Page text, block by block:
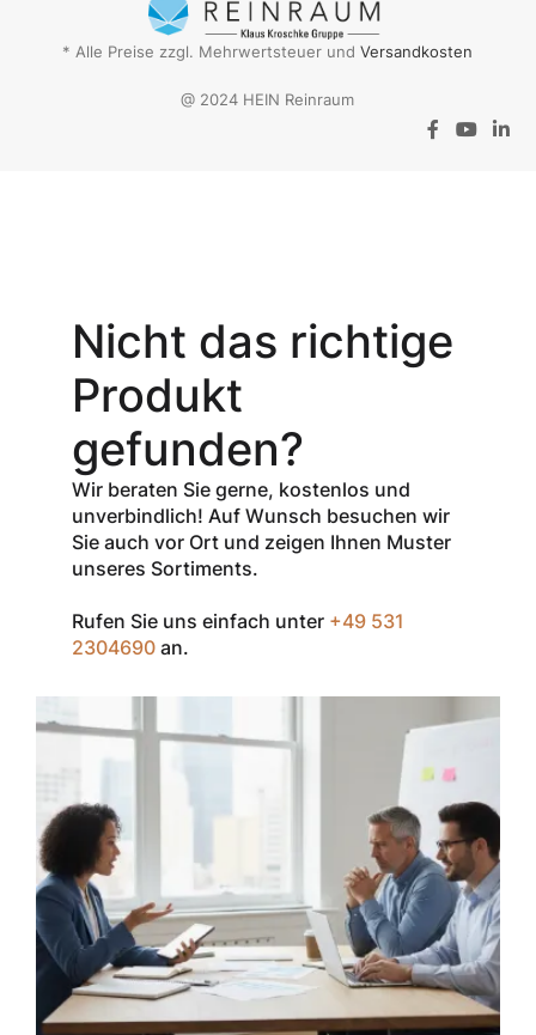
* Alle Preise zzgl. Mehrwertsteuer undVersandkosten
@ 2024 HEIN Reinraum
Gutschein-Code
INSPEC30
erhalten Sie
% Rabattauf
den Netto-
Verkaufspreis
aller Produkte
der Marke
InSpec von
Redditch
Zum Einlösen
geben Sie den
an der Kasse
ein.
nur einmal pro
Kunde
einsetzbar und
nicht
kombinierbar mit
anderen
Rabatten oder
bestehenden
Nicht das richtige
Produkt
gefunden?
Wir beraten Sie gerne, kostenlos und
unverbindlich! Auf Wunsch besuchen wir
Sie auch vor Ort und zeigen Ihnen Muster
unseres Sortiments.
Rufen Sie uns einfach unter +49 531
2304690 an.